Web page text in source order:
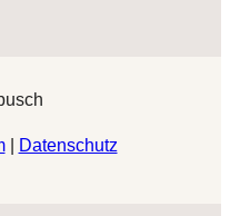
| Datenschutz